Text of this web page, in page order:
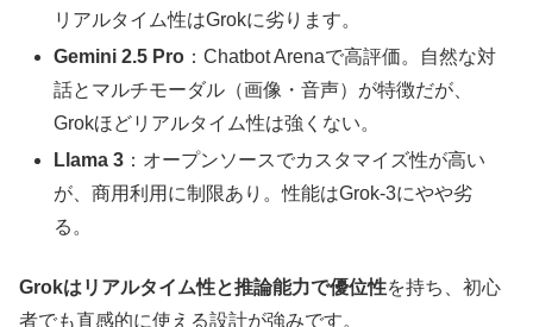
リアルタイム性はGrokに劣ります。
Gemini 2.5 Pro ：Chatbot Arenaで高評価。自然な対
話とマルチモーダル（画像・音声）が特徴だが、
Grokほどリアルタイム性は強くない。
Llama 3 ：オープンソースでカスタマイズ性が高い
が、商用利用に制限あり。性能はGrok-3にやや劣
る。
Grokはリアルタイム性と推論能力で優位性を持ち、初心
者でも直感的に使える設計が強みです。